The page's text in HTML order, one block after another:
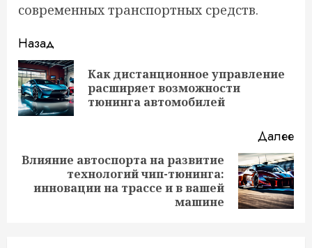
современных транспортных средств.
Продолжить
чтение
Назад
Как дистанционное управление
расширяет возможности
тюнинга автомобилей
Далее
Следующая
запись:
Влияние автоспорта на развитие
технологий чип-тюнинга:
инновации на трассе и в вашей
машине